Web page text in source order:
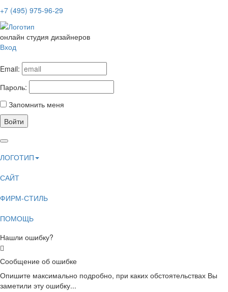
+7 (495) 975-96-29
онлайн студия дизайнеров
Вход
Email:
Пароль:
Запомнить меня
Войти
ЛОГОТИП
САЙТ
ФИРМ-СТИЛЬ
ПОМОЩЬ
Нашли ошибку?
Сообщение об ошибке
Опишите максимально подробно, при каких обстоятельствах Вы
заметили эту ошибку...